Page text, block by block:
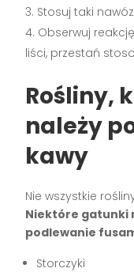
Stosuj taki
Obserwuj
liści, przestań
Rośliny,
należy
kawy
Nie wszystkie
Niektóre gatunki
podlewanie
Storczyki